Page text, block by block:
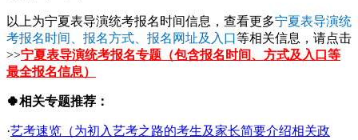
以上为宁夏表导演统考报名时间信息，查看更多宁夏表导演统
考报名时间、报名方式、报名网址及入口等相关信息，请点击
>>宁夏表导演统考报名专题（包含报名时间、方式及入口等
最全报名信息）
🍀相关专题推荐：
·艺考速览（为初入艺考之路的考生及家长简要介绍相关政